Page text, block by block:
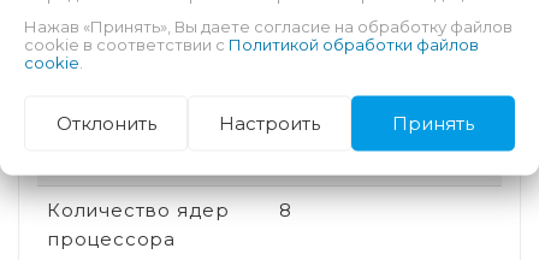
Соотношение
сторон
19.5:9
Количество ядер
процессора
8
Нажав «Принять», Вы даете согласие на обработку файлов
cookie в соответствии с Политикой обработки файлов
cookie
Отклонить Настроить Принять